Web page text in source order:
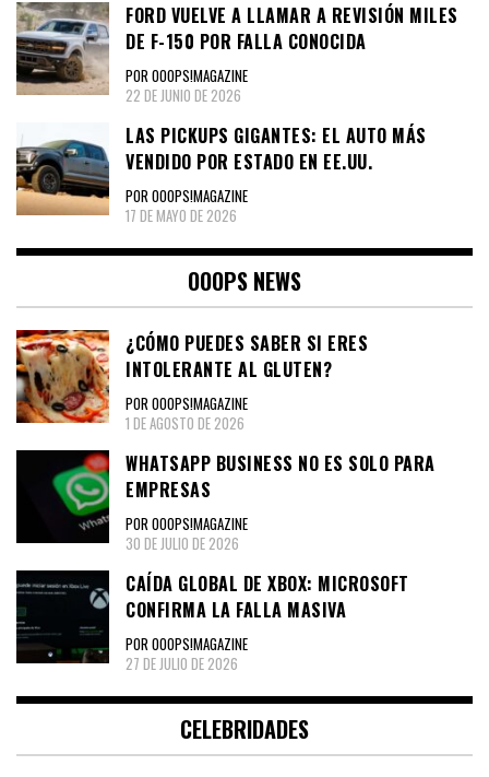
FORD VUELVE A LLAMAR A REVISIÓN MILES
DE F-150 POR FALLA CONOCIDA
POR OOOPS!MAGAZINE
22 DE JUNIO DE 2026
LAS PICKUPS GIGANTES: EL AUTO MÁS
VENDIDO POR ESTADO EN EE.UU.
POR OOOPS!MAGAZINE
17 DE MAYO DE 2026
OOOPS NEWS
¿CÓMO PUEDES SABER SI ERES
INTOLERANTE AL GLUTEN?
POR OOOPS!MAGAZINE
1 DE AGOSTO DE 2026
WHATSAPP BUSINESS NO ES SOLO PARA
EMPRESAS
POR OOOPS!MAGAZINE
30 DE JULIO DE 2026
CAÍDA GLOBAL DE XBOX: MICROSOFT
CONFIRMA LA FALLA MASIVA
POR OOOPS!MAGAZINE
27 DE JULIO DE 2026
CELEBRIDADES